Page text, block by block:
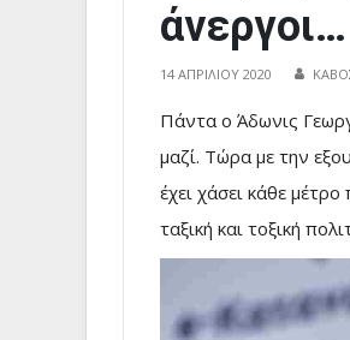
άνεργοι…
14 ΑΠΡΙΛΊΟΥ 2020
Πάντα ο Άδωνις
μαζί. Τώρα με την
έχει χάσει κάθε
ταξική και τοξική